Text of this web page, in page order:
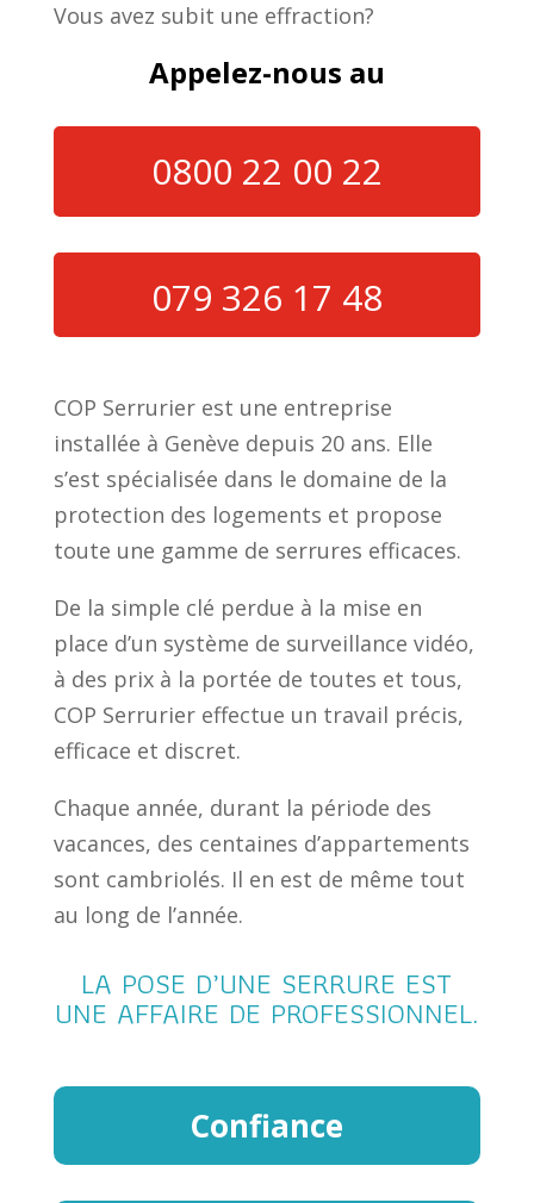
Vous avez subit une effraction?
Appelez-nous au
0800 22 00 22
079 326 17 48
COP Serrurier est une entreprise
installée à Genève depuis 20 ans. Elle
s’est spécialisée dans le domaine de la
protection des logements et propose
toute une gamme de serrures efficaces.
De la simple clé perdue à la mise en
place d’un système de surveillance vidéo,
à des prix à la portée de toutes et tous,
COP Serrurier effectue un travail précis,
efficace et discret.
Chaque année, durant la période des
vacances, des centaines d’appartements
sont cambriolés. Il en est de même tout
au long de l’année.
LA POSE D’UNE SERRURE EST
UNE AFFAIRE DE PROFESSIONNEL.
Confiance